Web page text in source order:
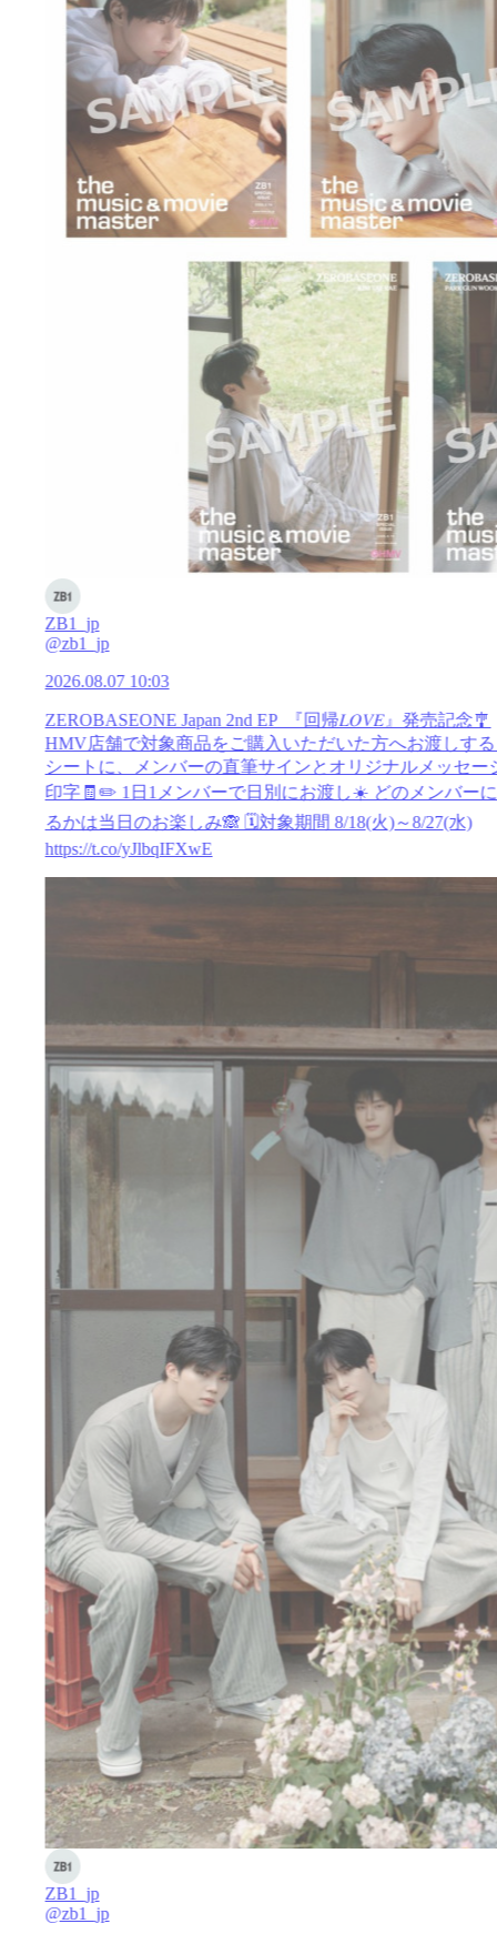
ZB1_jp
@zb1_jp
2026.08.07 10:03
ZEROBASEONE Japan 2nd EP 『回帰𝐿𝑂𝑉𝐸』発売記念🎐
HMV店舗で対象商品をご購入いただいた方へお渡しす
シートに、メンバーの直筆サインとオリジナルメッセー
印字🧾✏️ 1日1メンバーで日別にお渡し☀️ どのメンバー
るかは当日のお楽しみ🙈 🗓️対象期間 8/18(火)～8/27(水)
https://t.co/yJlbqIFXwE
ZB1_jp
@zb1_jp